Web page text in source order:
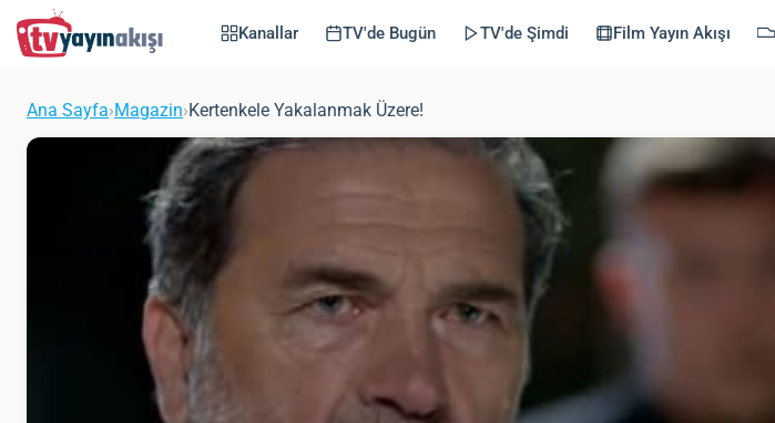
Kanallar TV'de Bugün TV'de Şimdi Film Yayın Akışı
Ana Sayfa›Magazin›Kertenkele Yakalanmak Üzere!